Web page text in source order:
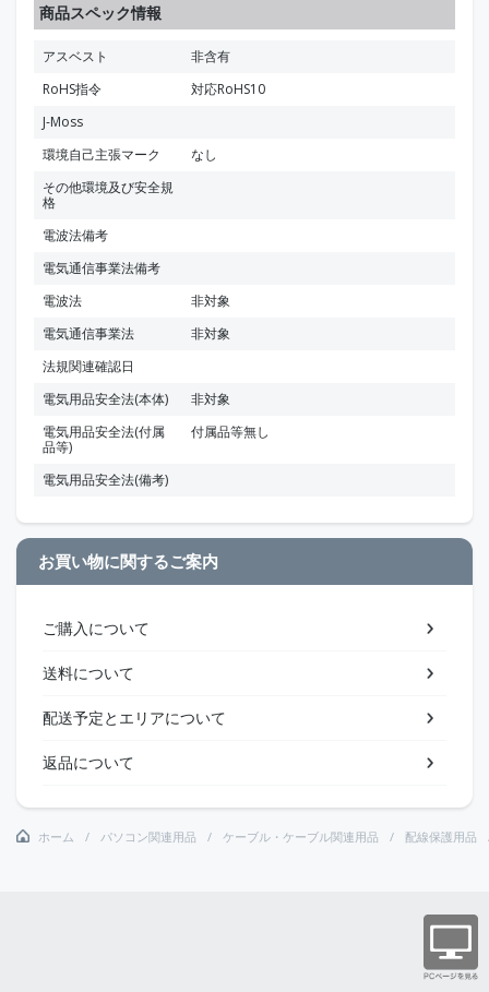
商品スペック情報
アスベスト
非含有
RoHS指令
対応RoHS10
J-Moss
環境自己主張マーク
なし
その他環境及び安全規
格
電波法備考
電気通信事業法備考
電波法
非対象
電気通信事業法
非対象
法規関連確認日
電気用品安全法(本体)
非対象
電気用品安全法(付属
品等)
付属品等無し
電気用品安全法(備考)
お買い物に関するご案内
ご購入について
送料について
配送予定とエリアについて
返品について
ホーム パソコン関連用品 ケーブル・ケーブル関連用品 配線保護用品